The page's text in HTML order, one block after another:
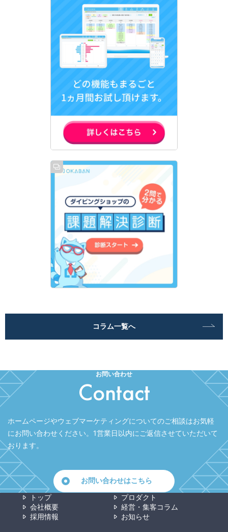
コラム一覧へ
お問い合わせ
Contact
ホームページやウェブマーケティングについてのご相談はお気軽
にお問い合わせください。 1営業日以内にご返信させていただいて
おります。
お問い合わせはこちら
トップ
プロダクト
会社概要
経営・集客コラム
採用情報
お知らせ